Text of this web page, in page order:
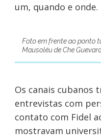
um, quando e onde.
Foto em frente ao ponto
Mausoléu de Che
Os canais cubanos
entrevistas com
contato com Fidel
mostravam